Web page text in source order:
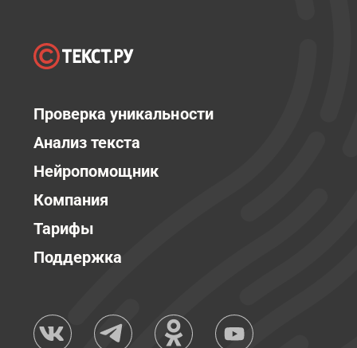
Проверка уникальности
Анализ текста
Нейропомощник
Компания
Тарифы
Поддержка